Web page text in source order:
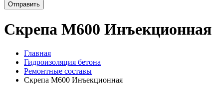
Отправить
Скрепа М600 Инъекционная
Главная
Гидроизоляция бетона
Ремонтные составы
Скрепа М600 Инъекционная